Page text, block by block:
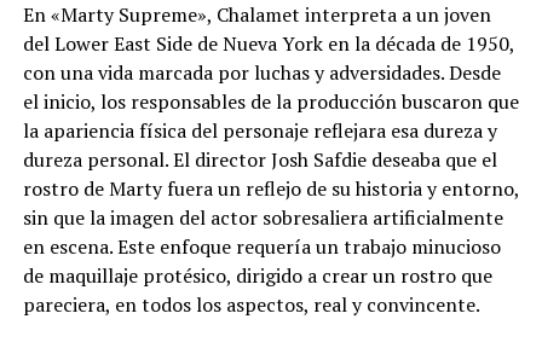
En «Marty Supreme», Chalamet interpreta a un joven
del Lower East Side de Nueva York en la década de 1950,
con una vida marcada por luchas y adversidades. Desde
el inicio, los responsables de la producción buscaron que
la apariencia física del personaje reflejara esa dureza y
dureza personal. El director Josh Safdie deseaba que el
rostro de Marty fuera un reflejo de su historia y entorno,
sin que la imagen del actor sobresaliera artificialmente
en escena. Este enfoque requería un trabajo minucioso
de maquillaje protésico, dirigido a crear un rostro que
pareciera, en todos los aspectos, real y convincente.